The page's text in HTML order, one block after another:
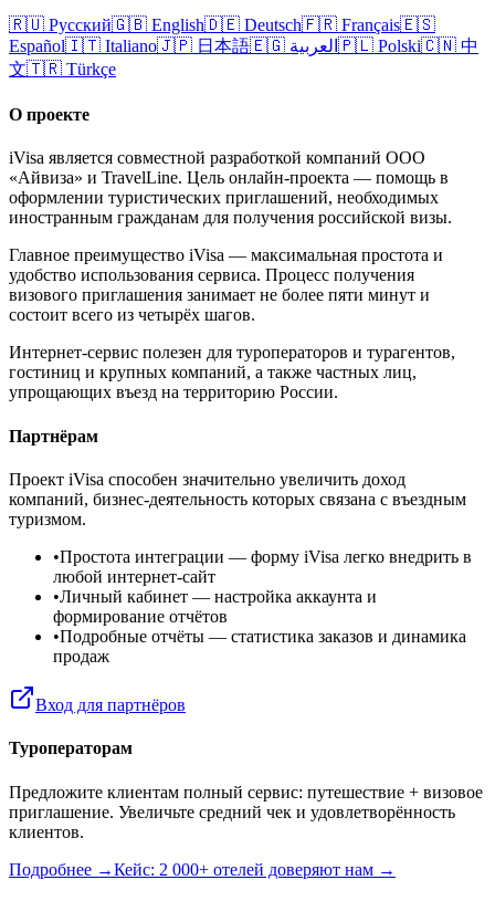
🇷🇺 Русский🇬🇧 English🇩🇪 Deutsch🇫🇷 Français🇪🇸
Español🇮🇹 Italiano🇯🇵 日本語🇪🇬 العربية 🇵🇱 Polski🇨🇳 中
文🇹🇷 Türkçe
О проекте
iVisa является совместной разработкой компаний ООО
«Айвиза» и TravelLine. Цель онлайн-проекта — помощь в
оформлении туристических приглашений, необходимых
иностранным гражданам для получения российской визы.
Главное преимущество iVisa — максимальная простота и
удобство использования сервиса. Процесс получения
визового приглашения занимает не более пяти минут и
состоит всего из четырёх шагов.
Интернет-сервис полезен для туроператоров и турагентов,
гостиниц и крупных компаний, а также частных лиц,
упрощающих въезд на территорию России.
Партнёрам
Проект iVisa способен значительно увеличить доход
компаний, бизнес-деятельность которых связана с въездным
туризмом.
•Простота интеграции — форму iVisa легко внедрить в
любой интернет-сайт
•Личный кабинет — настройка аккаунта и
формирование отчётов
•Подробные отчёты — статистика заказов и динамика
продаж
Вход для партнёров
Туроператорам
Предложите клиентам полный сервис: путешествие + визовое
приглашение. Увеличьте средний чек и удовлетворённость
клиентов.
Подробнее →Кейс: 2 000+ отелей доверяют нам →